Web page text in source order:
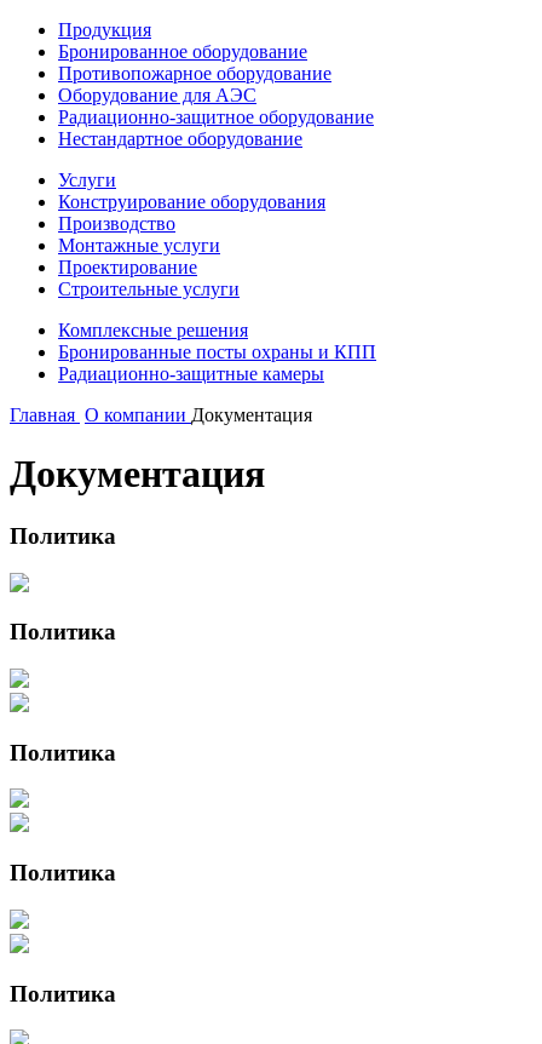
Продукция
Бронированное оборудование
Противопожарное оборудование
Оборудование для АЭС
Радиационно-защитное оборудование
Нестандартное оборудование
Услуги
Конструирование оборудования
Производство
Монтажные услуги
Проектирование
Строительные услуги
Комплексные решения
Бронированные посты охраны и КПП
Радиационно-защитные камеры
Главная О компании Документация
Документация
Политика
Политика
Политика
Политика
Политика